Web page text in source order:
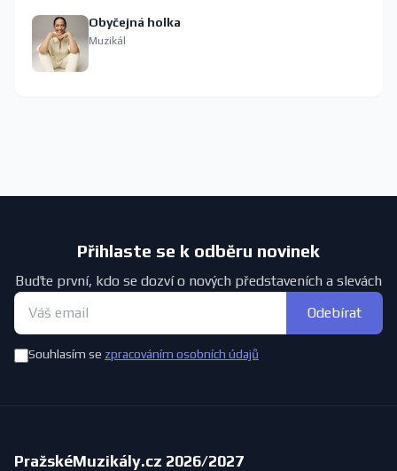
Obyčejná holka
Muzikál
Přihlaste se k odběru novinek
Buďte první, kdo se dozví o nových představeních a slevách
Odebírat
Souhlasím se zpracováním osobních údajů
PražskéMuzikály.cz 2026/2027